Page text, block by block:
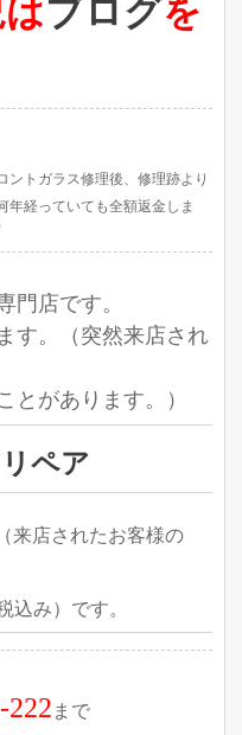
ブログを
ントガラス修理後、修理跡より
年経っていても全額返金しま
門店です。
す。（突然来店され
とがあります。）
リペア
来店されたお客様の
込み）です。
222 まで